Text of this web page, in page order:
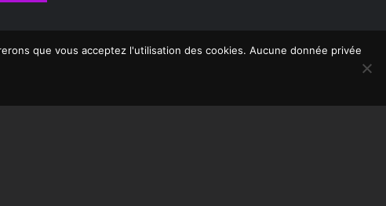
- Mentions légales
que vous acceptez l'utilisation des cookies. Aucune donnée privée